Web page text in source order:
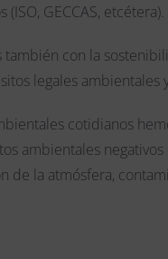
GECCAS, etcétera).
también con la
legales ambientales
cotidianos
ambientales
la atmósfera,